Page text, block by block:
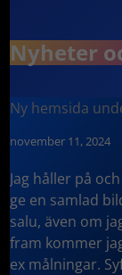
Nyheter
Ny hemsida
november 11, 2024
Jag håller på
ge en samlad
salu, även om
fram kommer
ex målningar.